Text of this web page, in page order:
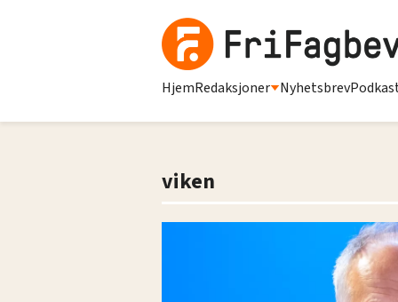
HjemRedaksjoner Nyhetsbrev
viken